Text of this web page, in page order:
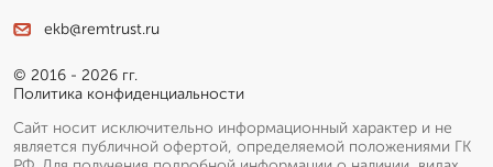
ekb@remtrust.ru
© 2016 - 2026 гг.
Политика конфиденциальности
Сайт носит исключительно информационный характер и не
является публичной офертой, определяемой положениями ГК